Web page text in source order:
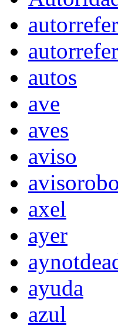
autos
ave
aves
aviso
axel
ayer
ayuda
azul